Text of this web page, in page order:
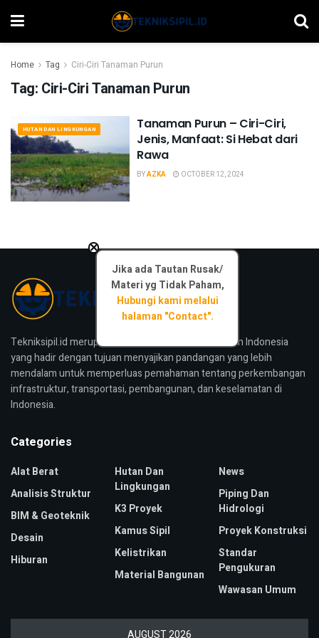
Home Tag Ciri-Ciri Tanaman Purun
Tag: Ciri-Ciri Tanaman Purun
HUTAN DAN LINGKUNGAN
Tanaman Purun – Ciri-Ciri,
Jenis, Manfaat: Si Hebat dari
Rawa
BYAZKA OCTOBER 12, 2024
Tekniksipil.id merupakan media konstruksi bangunan Indonesia
yang hadir dengan tujuan menyajikan pandangan yang lebih
mendalam untuk memperluas pemahaman tentang perkembangan
infrastruktur, transportasi, pembangunan, dan keselamatan di
Indonesia.
Jika ada Tautan Rusak/
Materi yg Tidak Paham,
Hubungi kami melalui
halaman "Contact".
×
Categories
Alat Berat
Analisis Struktur
BIM & Geoteknik
Desain
Hiburan
Hutan Dan
Lingkungan
K3 Proyek
Kamus Sipil
Kelistrikan
Material Bangunan
News
Piping Dan
Hidrologi
Proyek Konstruksi
Standar
Pengukuran
Wawasan Umum
AUGUST 2026